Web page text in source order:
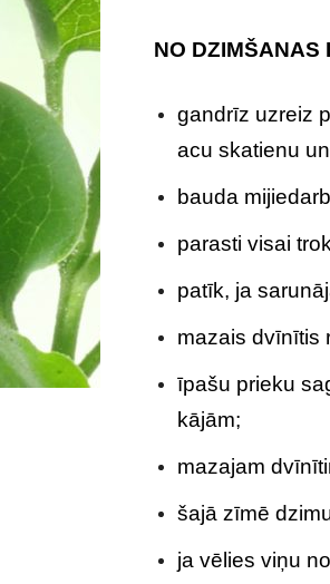
NO DZIMŠANAS
gandrīz uzreiz
acu skatienu
bauda
parasti visai
patīk, ja
mazais dvīnītis
īpašu prieku
kājām;
mazajam
šajā zīmē
ja vēlies viņu